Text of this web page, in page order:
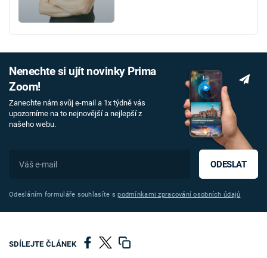
Nenechte si ujít novinky Prima
Zoom!
Zanechte nám svůj e-mail a 1x týdně vás
upozorníme na to nejnovější a nejlepší z
našeho webu.
ODESLAT
Odesláním formuláře souhlasíte spodmínkami zpracování osobních údajů
SDÍLEJTE ČLÁNEK